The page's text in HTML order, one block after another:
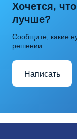
Хочется,
лучше?
Сообщите, какие
решении
Написать